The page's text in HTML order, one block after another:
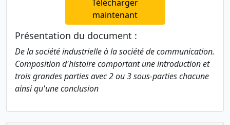
Télécharger
maintenant
Présentation du document :
De la société industrielle à la société de communication.
Composition d'histoire comportant une introduction et
trois grandes parties avec 2 ou 3 sous-parties chacune
ainsi qu'une conclusion